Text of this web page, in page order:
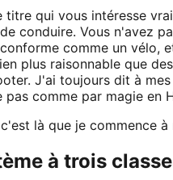
titre qui vous intéresse
conduire. Vous n'avez
comme un vélo,
plus raisonnable que
J'ai toujours dit à
pas comme par magie en
là que je commence
à trois